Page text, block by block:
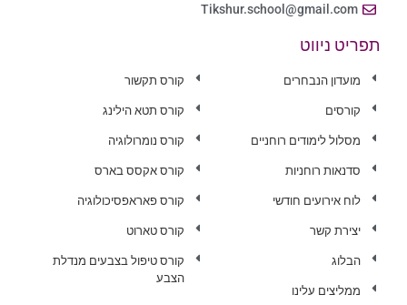
Tikshur.school@gmail.com
תפריט ניווט
מועדון הנבחרים
קורסים
מסלול לימודים רוחניים
סדנאות רוחניות
לוח אירועים חודשי
יצירת קשר
הבלוג
ממליצים עלינו
קורס תקשור
קורס תטא הילינג
קורס נומרולוגיה
קורס אקסס בארס
קורס פאראפסיכולוגיה
קורס טארוט
קורס טיפול בצבעים מנדלת
הצבע